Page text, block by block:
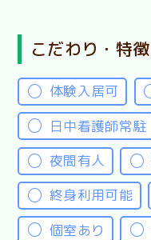
こだわり・特徴
体験入居可
日中看護師常駐
夜間有人
終身利用可能
個室あり